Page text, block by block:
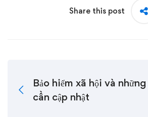
Share this post
Bảo hiểm xã hội và
cần cập nhật